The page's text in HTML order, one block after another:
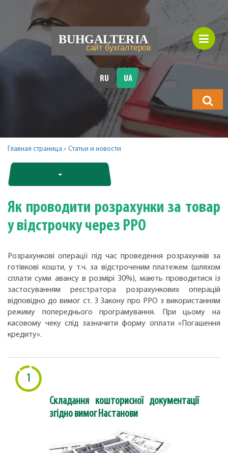
RU UA
Главная страница » Статьи и новости
Як проводити розрахунки за товар
у відстрочку через РРО
Розрахункові операції під час проведення розрахунків за
готівкові кошти, у т.ч. за відстроченим платежем (шляхом
сплати суми авансу в розмірі 30%), мають проводитися із
застосуванням реєстратора розрахункових операцій
відповідно до вимог ст. 3 Закону про РРО з використанням
режиму попереднього програмування. При цьому на
касовому чеку слід зазначити форму оплати «Погашення
кредиту».
1
Складання кошторисної документації
згідно вимог Настанови